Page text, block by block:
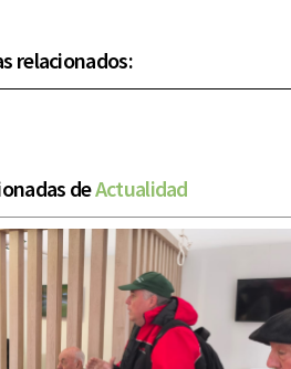
relacionados:
deActualidad